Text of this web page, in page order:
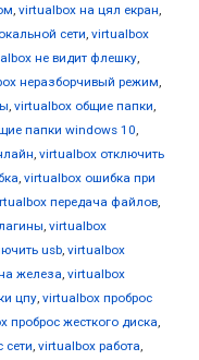
, virtualbox на цял екран,
сети, virtualbox
не видит флешку,
неразборчивый режим,
, virtualbox общие папки,
папки windows 10,
, virtualbox отключить
, virtualbox ошибка при
передача файлов,
, virtualbox
usb, virtualbox
железа, virtualbox
цпу, virtualbox проброс
проброс жесткого диска,
сети, virtualbox работа,